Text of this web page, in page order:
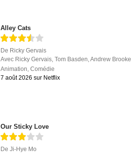
Alley Cats
De Ricky Gervais
Avec Ricky Gervais ,Tom Basden ,Andrew Brooke
Animation ,Comédie
7 août 2026 sur Netflix
Our Sticky Love
DeJi-Hye Mo